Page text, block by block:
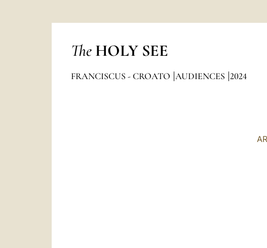
The HOLY SEE
FRANCISCUS - CROATO AUDIENCES 2024
AR